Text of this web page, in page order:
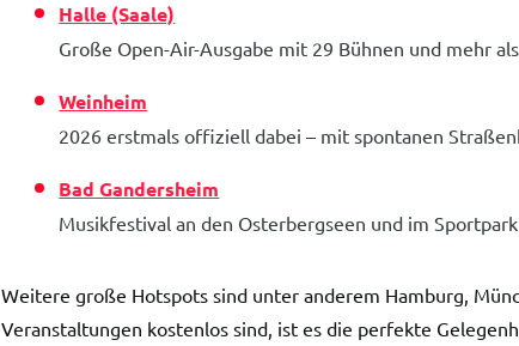
Halle (Saale)
Große Open-Air-Ausgabe mit 29 Bühnen und mehr
Weinheim
2026 erstmals offiziell dabei – mit spontanen
Bad Gandersheim
Musikfestival an den Osterbergseen und im
Weitere große Hotspots sind unter anderem Hamburg,
Veranstaltungen kostenlos sind, ist es die perfekte